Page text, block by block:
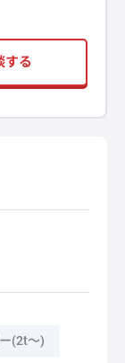
する
(2t～)